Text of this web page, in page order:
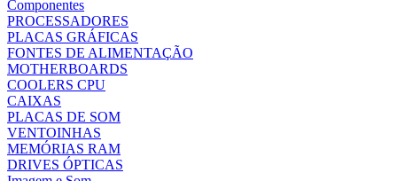
Componentes
PROCESSADORES
PLACAS GRÁFICAS
FONTES DE ALIMENTAÇÃO
MOTHERBOARDS
COOLERS CPU
CAIXAS
PLACAS DE SOM
VENTOINHAS
MEMÓRIAS RAM
DRIVES ÓPTICAS